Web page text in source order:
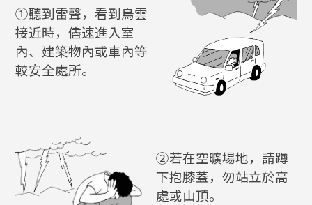
①聽到雷聲，看到烏雲
接近時，儘速進入室
內、建築物內或車內等
較安全處所。
②若在空曠場地，請蹲
下抱膝蓋，勿站立於高
處或山頂。